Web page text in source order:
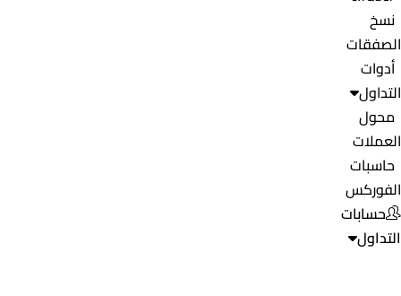
نسخ
الصفقات
أدوات
التداول
محول
العملات
حاسبات
الفوركس
حسابات
التداول